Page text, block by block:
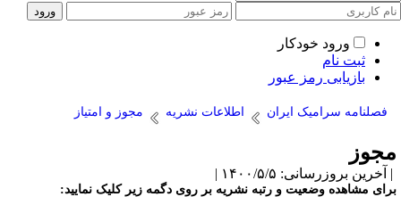
ورود خودکار
ثبت نام
بازیابی رمز عبور
فصلنامه سرامیک ایران اطلاعات نشریه مجوز و امتیاز
بروزرسانی: ۱۴۰۰/۵/۵ |
مشاهده وضعیت و رتبه نشریه بر روی دگمه زیر کلیک نمایید: